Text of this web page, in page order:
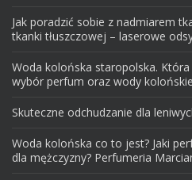
Jak poradzić sobie z nadmiarem
tkanki tłuszczowej – laserowe
Woda kolońska staropolska.
wybór perfum oraz wody
Skuteczne odchudzanie dla
Woda kolońska co to jest? Jaki
dla mężczyzny? Perfumeria